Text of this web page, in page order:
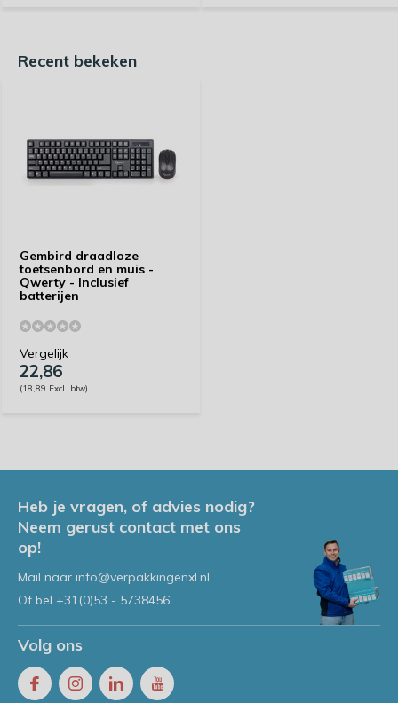
Recent bekeken
Gembird draadloze
toetsenbord en muis -
Qwerty - Inclusief
batterijen
Vergelijk
22,86
(18,89 Excl. btw)
Heb je vragen, of advies nodig?
Neem gerust contact met ons
op!
Mail naar info@verpakkingenxl.nl
Of bel +31(0)53 - 5738456
Volg ons